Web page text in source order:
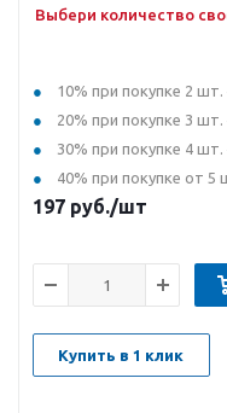
Выбери количество
10% при покупке 2 шт.
20% при покупке 3 шт.
30% при покупке 4 шт.
40% при покупке от 5
197 руб./шт
Купить в 1 клик